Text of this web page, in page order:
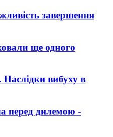
завершення
ще одного
Наслідки вибуху в
перед дилемою -